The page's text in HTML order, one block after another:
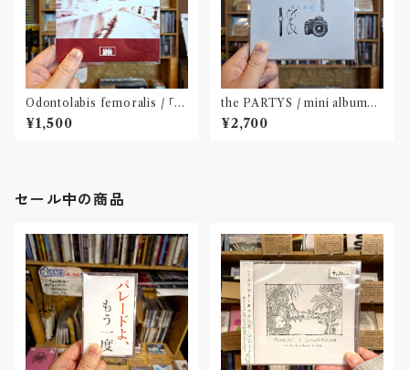
Odontolabis femoralis / ｢先
の都市状片」(CD)〝名古屋〟
¥1,500
the PARTYS / mini album
「NEAR」(CD)〝奈良〟
¥2,700
セール中の商品